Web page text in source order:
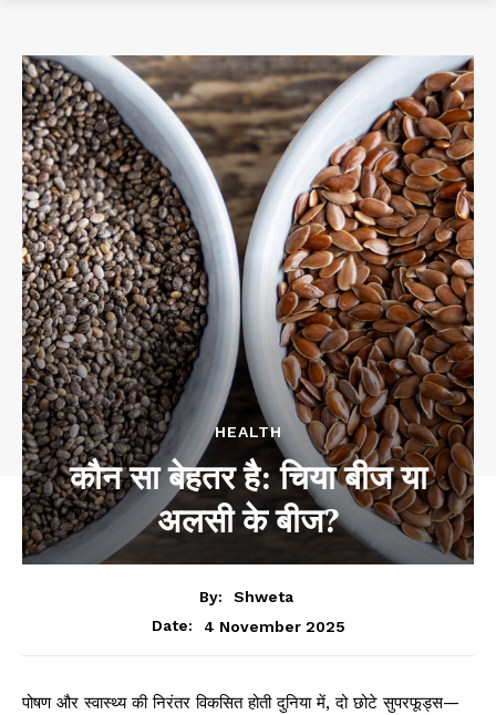
HEALTH
कौन सा बेहतर है: चिया बीज या
अलसी के बीज?
By:
Shweta
Date:
4 November 2025
पोषण और स्वास्थ्य की निरंतर विकसित होती दुनिया में, दो छोटे सुपरफूड्स—